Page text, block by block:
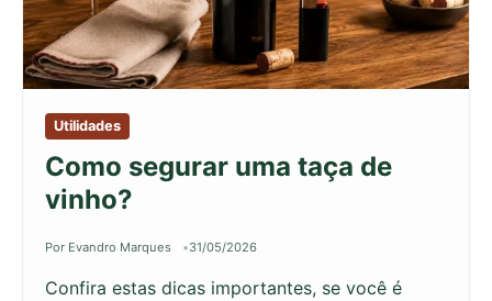
Utilidades
Como segurar uma taça de
vinho?
Por Evandro Marques 31/05/2026
Confira estas dicas importantes, se você é